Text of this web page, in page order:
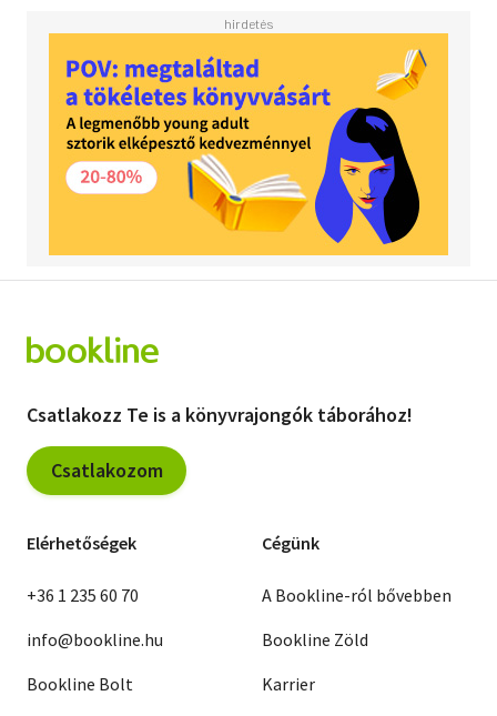
Csatlakozz Te is a könyvrajongók táborához!
Csatlakozom
Elérhetőségek
+36 1 235 60 70
info@bookline.hu
Bookline Bolt
Cégünk
A Bookline-ról bővebben
Bookline Zöld
Karrier